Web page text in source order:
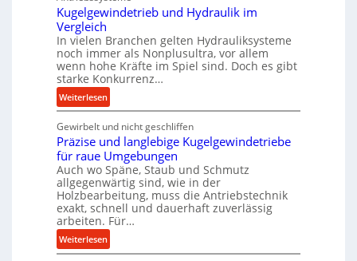
f
o
r
m
a
n
c
b
e
i
m
D
r
ü
c
k
Kugelgewindetrieb und Hydraulik im
Vergleich
In vielen Branchen gelten Hydrauliksysteme
noch immer als Nonplusultra, vor allem
wenn hohe Kräfte im Spiel sind. Doch es gibt
starke Konkurrenz…
Weiterlesen:
K
u
g
e
l
g
e
w
i
n
Gewirbelt und nicht geschliffen
Präzise und langlebige Kugelgewindetriebe
für raue Umgebungen
Auch wo Späne, Staub und Schmutz
allgegenwärtig sind, wie in der
Holzbearbeitung, muss die Antriebstechnik
exakt, schnell und dauerhaft zuverlässig
arbeiten. Für…
Weiterlesen:
P